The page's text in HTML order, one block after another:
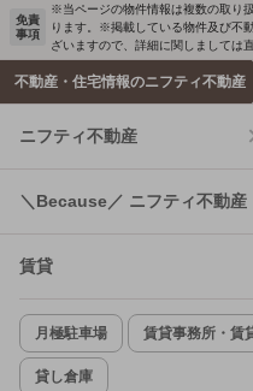
免責
事項
※当ページの物件情報は複数の取り
ります。※掲載している物件及び不
ざいますので、詳細に関しましては
不動産・住宅情報のニフティ不動産
ニフティ不動産
＼Because／ ニフティ不動産
賃貸
月極駐車場 賃貸事務所・賃
貸し倉庫